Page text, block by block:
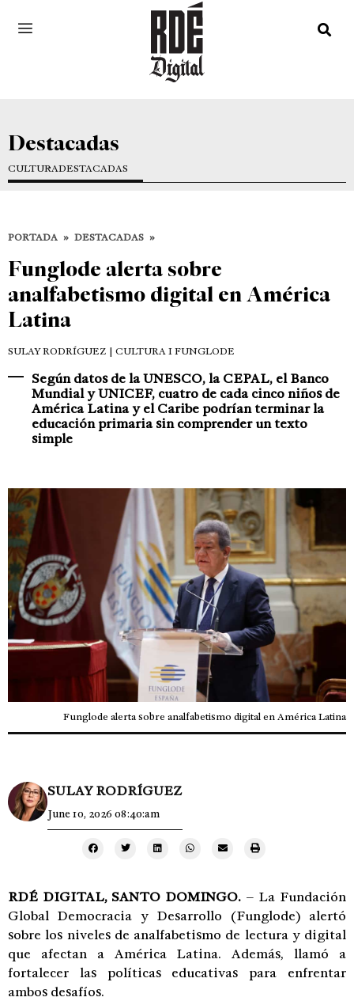
Destacadas
CULTURADESTACADAS
PORTADA » DESTACADAS »
Funglode alerta sobre
analfabetismo digital en América
Latina
SULAY RODRÍGUEZ | CULTURA I FUNGLODE
Según datos de la UNESCO, la CEPAL, el Banco
Mundial y UNICEF, cuatro de cada cinco niños de
América Latina y el Caribe podrían terminar la
educación primaria sin comprender un texto
simple
Funglode alerta sobre analfabetismo digital en América Latina
SULAY RODRÍGUEZ
June 10, 2026 08:40:am
RDÉ DIGITAL, SANTO DOMINGO. – La Fundación
Global Democracia y Desarrollo (Funglode) alertó
sobre los niveles de analfabetismo de lectura y digital
que afectan a América Latina. Además, llamó a
fortalecer las políticas educativas para enfrentar
ambos desafíos.